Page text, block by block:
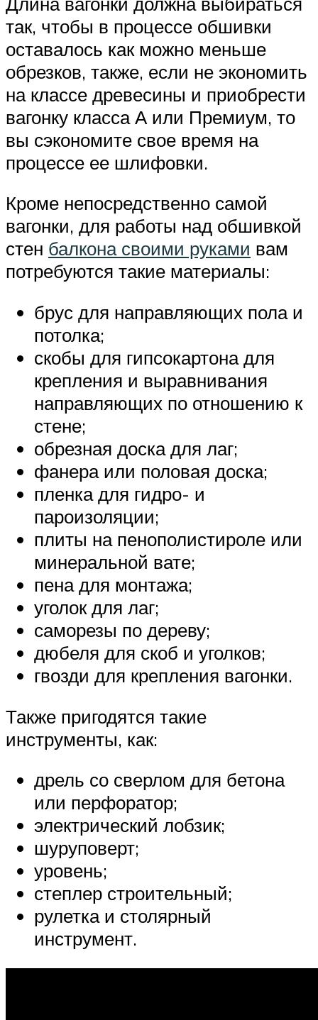
так, чтобы в процессе обшивки
оставалось как можно меньше
обрезков, также, если не экономить
на классе древесины и приобрести
вагонку класса А или Премиум, то
вы сэкономите свое время на
процессе ее шлифовки.
Кроме непосредственно самой
вагонки, для работы над обшивкой
стен балкона своими руками вам
потребуются такие материалы:
брус для направляющих пола и
потолка;
скобы для гипсокартона для
крепления и выравнивания
направляющих по отношению к
стене;
обрезная доска для лаг;
фанера или половая доска;
пленка для гидро- и
пароизоляции;
плиты на пенополистироле или
минеральной вате;
пена для монтажа;
уголок для лаг;
саморезы по дереву;
дюбеля для скоб и уголков;
гвозди для крепления вагонки.
Также пригодятся такие
инструменты, как:
дрель со сверлом для бетона
или перфоратор;
электрический лобзик;
шуруповерт;
уровень;
степлер строительный;
рулетка и столярный
инструмент.